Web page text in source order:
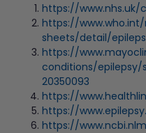
https://www.nhs.uk/
https://
sheets/detail/
https://
conditions/
20350093
https://
https://
https://